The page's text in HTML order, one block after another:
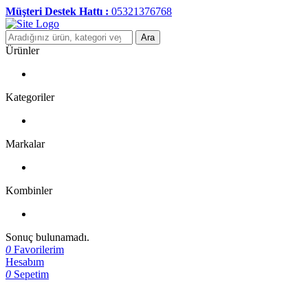
Müşteri Destek Hattı : 05321376768
Ara
Ürünler
Kategoriler
Markalar
Kombinler
Sonuç bulunamadı.
0 Favorilerim
Hesabım
0 Sepetim